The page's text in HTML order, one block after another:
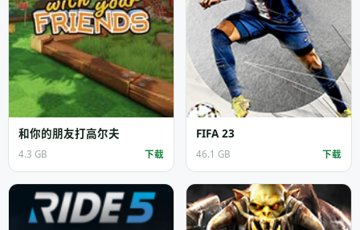
和你的朋友打高尔夫
4.3 GB 下载
FIFA 23
46.1 GB 下载